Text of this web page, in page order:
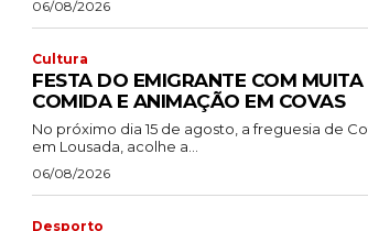
06/08/2026
Cultura
FESTA DO EMIGRANTE COM MUITA
COMIDA E ANIMAÇÃO EM COVAS
No próximo dia 15 de agosto, a freguesia de
em Lousada, acolhe a...
06/08/2026
Desporto